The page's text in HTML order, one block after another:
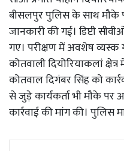
बीसलपुर पुलिस के साथ मौके
जानकारी की गई। डिप्टी
गए। परीक्षण में अवशेष
कोतवाली दियोरियाकलां
कोतवाल दिगंबर सिंह को
से जुड़े कार्यकर्ता भी मौके
कार्रवाई की मांग की। पुलिस